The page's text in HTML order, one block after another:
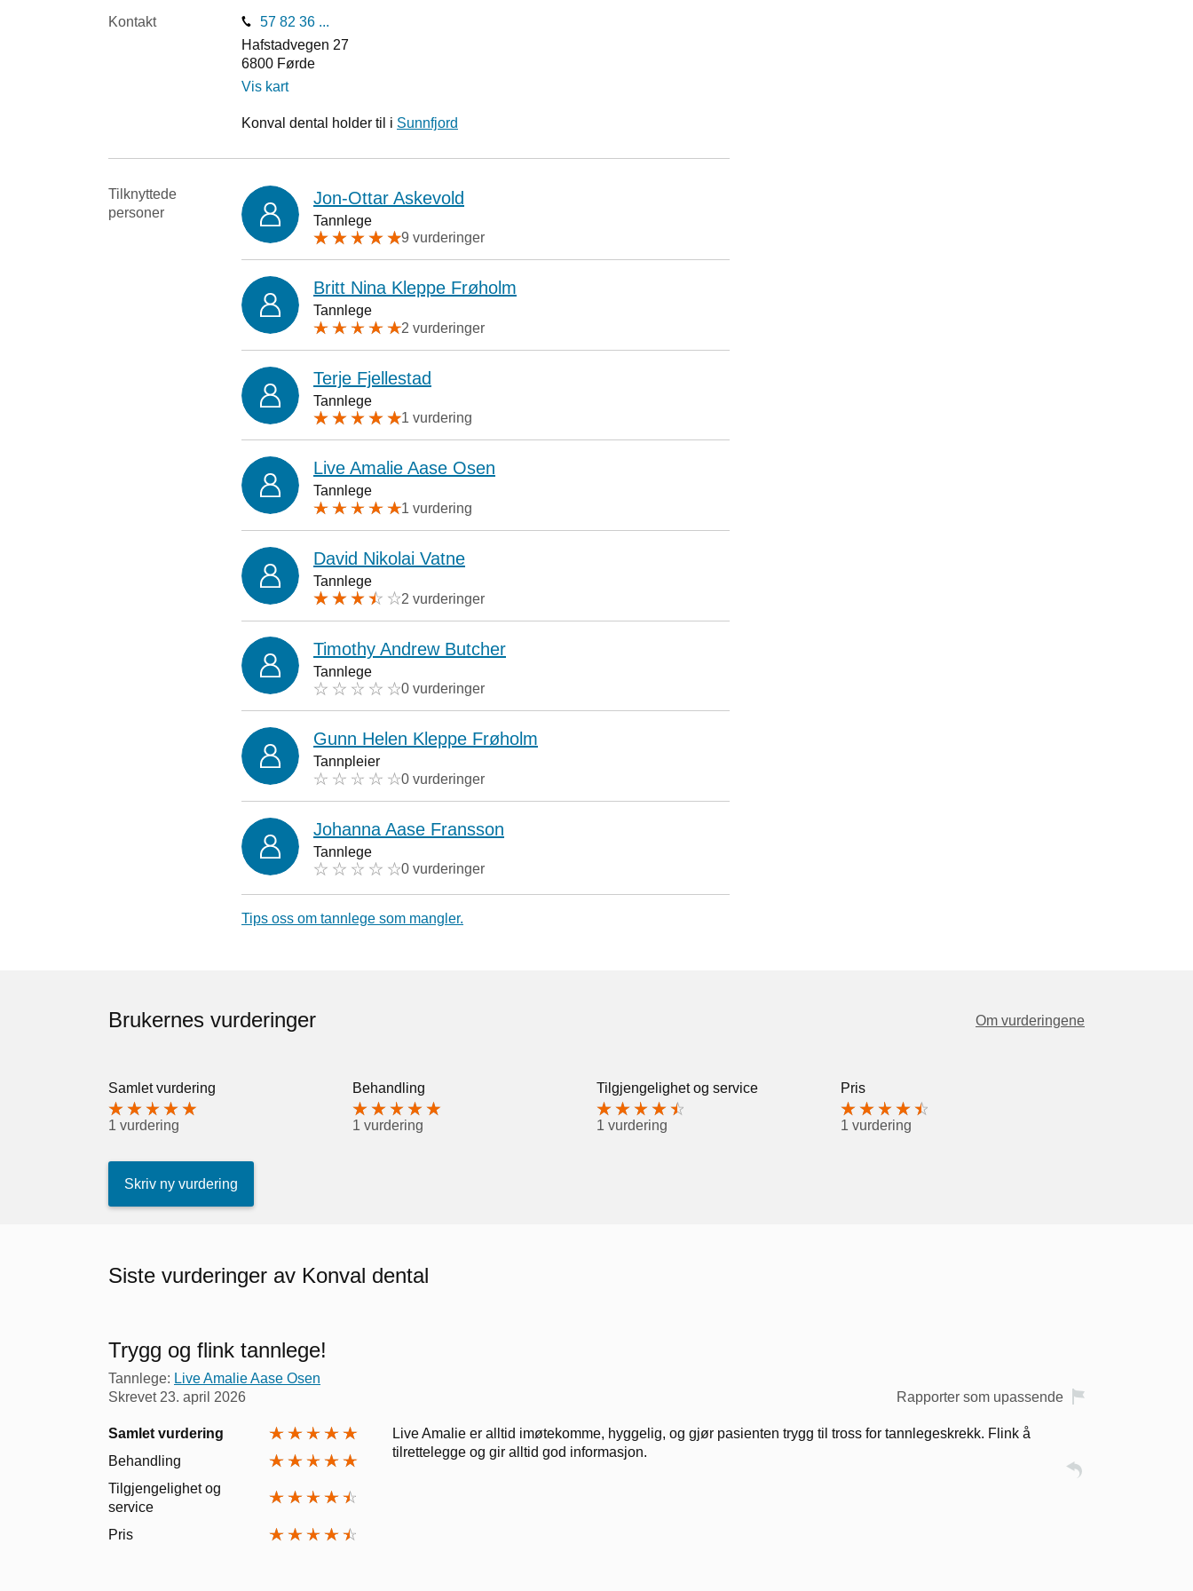
Kontakt
57 82 36 ...
Hafstadvegen 27
6800 Førde
Vis kart
Konval dental holder til i Sunnfjord
Tilknyttede
personer
Jon-Ottar Askevold
Tannlege
9 vurderinger
Britt Nina Kleppe Frøholm
Tannlege
2 vurderinger
Terje Fjellestad
Tannlege
1 vurdering
Live Amalie Aase Osen
Tannlege
1 vurdering
David Nikolai Vatne
Tannlege
2 vurderinger
Timothy Andrew Butcher
Tannlege
0 vurderinger
Gunn Helen Kleppe Frøholm
Tannpleier
0 vurderinger
Johanna Aase Fransson
Tannlege
0 vurderinger
Tips oss om tannlege som mangler.
Brukernes vurderinger Om vurderingene
Samlet vurdering
1 vurdering
Behandling
1 vurdering
Tilgjengelighet og service
1 vurdering
Pris
1 vurdering
Skriv ny vurdering
Siste vurderinger av Konval dental
Trygg og flink tannlege!
Tannlege: Live Amalie Aase Osen
Skrevet 23. april 2026 Rapporter som upassende
Samlet vurdering
Behandling
Tilgjengelighet og
service
Pris
Live Amalie er alltid imøtekomme, hyggelig, og gjør pasienten trygg til tross for tannlegeskrekk. Flink å
tilrettelegge og gir alltid god informasjon.